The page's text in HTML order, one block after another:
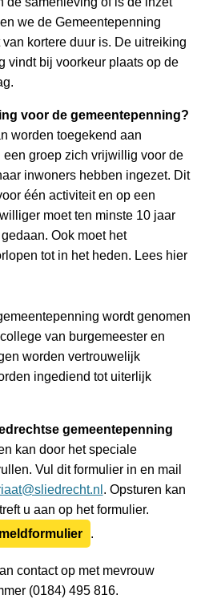
we de Gemeentepenning
kortere duur is. De uitreiking
vindt bij voorkeur plaats op de
voor de gemeentepenning?
worden toegekend aan
groep zich vrijwillig voor de
inwoners hebben ingezet. Dit
één activiteit en op een
moet ten minste 10 jaar
Ook moet het
tot in het heden. Lees hier
wordt genomen
van burgemeester en
worden vertrouwelijk
ingediend tot uiterlijk
gemeentepenning
kan door het speciale
Vul dit formulier in en mail
. Opsturen kan
u aan op het formulier.
.
contact op met mevrouw
(0184) 495 816.